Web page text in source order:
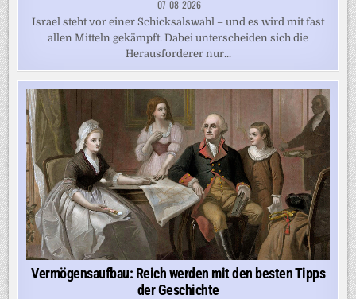
07-08-2026
Israel steht vor einer Schicksalswahl – und es wird mit fast
allen Mitteln gekämpft. Dabei unterscheiden sich die
Herausforderer nur...
Vermögensaufbau: Reich werden mit den besten Tipps
der Geschichte